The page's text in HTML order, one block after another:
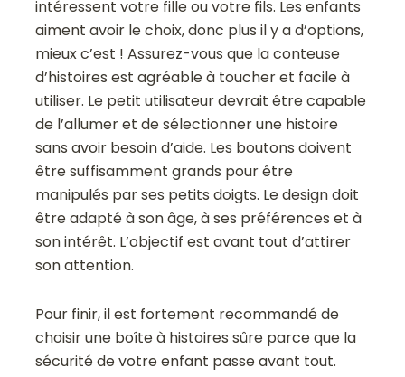
intéressent votre fille ou votre fils. Les enfants
aiment avoir le choix, donc plus il y a d’options,
mieux c’est ! Assurez-vous que la conteuse
d’histoires est agréable à toucher et facile à
utiliser. Le petit utilisateur devrait être capable
de l’allumer et de sélectionner une histoire
sans avoir besoin d’aide. Les boutons doivent
être suffisamment grands pour être
manipulés par ses petits doigts. Le design doit
être adapté à son âge, à ses préférences et à
son intérêt. L’objectif est avant tout d’attirer
son attention.
Pour finir, il est fortement recommandé de
choisir une boîte à histoires sûre parce que la
sécurité de votre enfant passe avant tout.